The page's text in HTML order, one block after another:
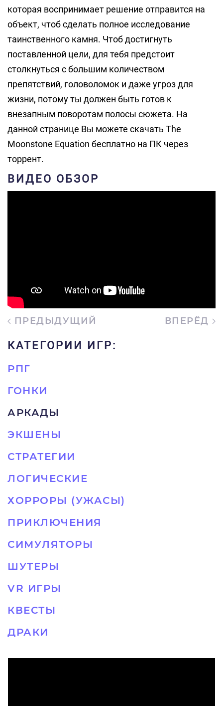
которая воспринимает решение отправится на
объект, чтоб сделать полное исследование
таинственного камня. Чтоб достигнуть
поставленной цели, для тебя предстоит
столкнуться с большим количеством
препятствий, головоломок и даже угроз для
жизни, потому ты должен быть готов к
внезапным поворотам полосы сюжета. На
данной странице Вы можете скачать The
Moonstone Equation бесплатно на ПК через
торрент.
ВИДЕО ОБЗОР
ПРЕДЫДУЩИЙ ВПЕРЁД
КАТЕГОРИИ ИГР:
РПГ
ГОНКИ
АРКАДЫ
ЭКШЕНЫ
СТРАТЕГИИ
ЛОГИЧЕСКИЕ
ХОРРОРЫ (УЖАСЫ)
ПРИКЛЮЧЕНИЯ
СИМУЛЯТОРЫ
ШУТЕРЫ
VR ИГРЫ
КВЕСТЫ
ДРАКИ